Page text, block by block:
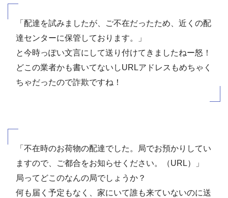
「配達を試みましたが、ご不在だったため、近くの配
達センターに保管しております。」
と今時っぽい文言にして送り付けてきましたねー怒！
どこの業者かも書いてないしURLアドレスもめちゃく
ちゃだったので詐欺ですね！
「不在時のお荷物の配達でした。局でお預かりしてい
ますので、ご都合をお知らせください。（URL）」
局ってどこのなんの局でしょうか？
何も届く予定もなく、家にいて誰も来ていないのに送